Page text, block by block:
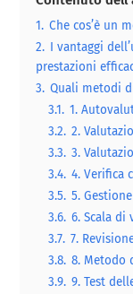
1. Che cos’è un
2. I vantaggi
prestazioni
3. Quali metodi
3.1. 1.
3.2. 2.
3.3. 3.
3.4. 4. Verifica
3.5. 5.
3.6. 6. Scala di
3.7. 7.
3.8. 8. Metodo
3.9. 9. Test